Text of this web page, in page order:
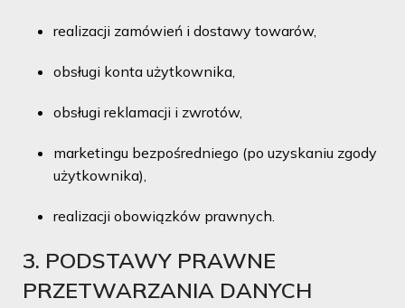
realizacji zamówień i dostawy towarów,
obsługi konta użytkownika,
obsługi reklamacji i zwrotów,
marketingu bezpośredniego (po uzyskaniu zgody
użytkownika),
realizacji obowiązków prawnych.
3. PODSTAWY PRAWNE
PRZETWARZANIA DANYCH